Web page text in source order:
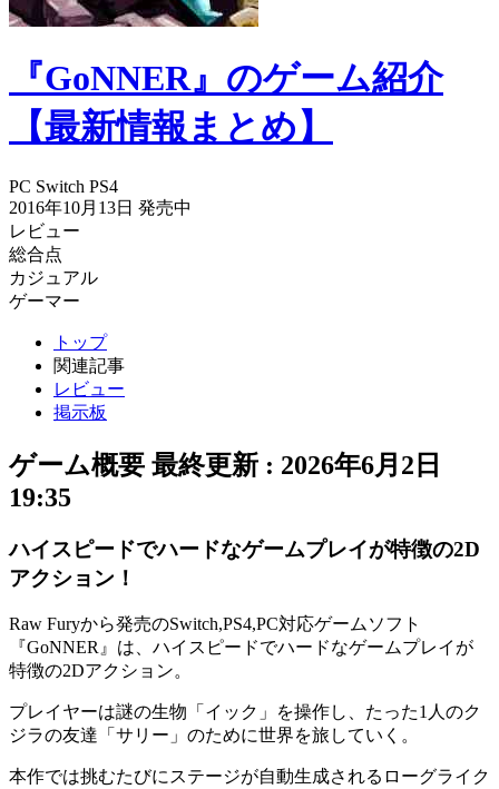
『GoNNER』のゲーム紹介
【最新情報まとめ】
PC Switch PS4
2016年10月13日 発売中
レビュー
総合点
カジュアル
ゲーマー
トップ
関連記事
レビュー
掲示板
ゲーム概要 最終更新 : 2026年6月2日
19:35
ハイスピードでハードなゲームプレイが特徴の2D
アクション！
Raw Furyから発売のSwitch,PS4,PC対応ゲームソフト
『GoNNER』は、ハイスピードでハードなゲームプレイが
特徴の2Dアクション。
プレイヤーは謎の生物「 イック 」を操作し、たった1人のク
ジラの友達「 サリー 」のために世界を旅していく。
本作では挑むたびにステージが自動生成される ローグライク